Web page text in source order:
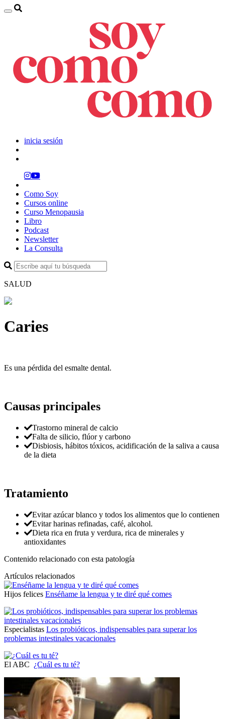
inicia sesión
Como Soy
Cursos online
Curso Menopausia
Libro
Podcast
Newsletter
La Consulta
SALUD
Caries
Es una pérdida del esmalte dental.
Causas principales
Trastorno mineral de calcio
Falta de silicio, flúor y carbono
Disbiosis, hábitos tóxicos, acidificación de la saliva a causa
de la dieta
Tratamiento
Evitar azúcar blanco y todos los alimentos que lo contienen
Evitar harinas refinadas, café, alcohol.
Dieta rica en fruta y verdura, rica de minerales y
antioxidantes
Contenido relacionado con esta patología
Artículos relacionados
Hijos felices Enséñame la lengua y te diré qué comes
Especialistas Los probióticos, indispensables para superar los
problemas intestinales vacacionales
El ABC ¿Cuál es tu té?